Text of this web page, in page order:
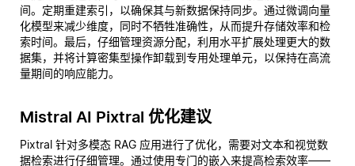
间。定期重建索引，以确保其与新数据保持同步。通过微调向量
化模型来减少维度，同时不牺牲准确性，从而提升存储效率和检
索时间。最后，仔细管理资源分配，利用水平扩展处理更大的数
据集，并将计算密集型操作卸载到专用处理单元，以保持在高流
量期间的响应能力。
Mistral AI Pixtral 优化建议
Pixtral 针对多模态 RAG 应用进行了优化，需要对文本和视觉数
据检索进行仔细管理。通过使用专门的嵌入来提高检索效率——